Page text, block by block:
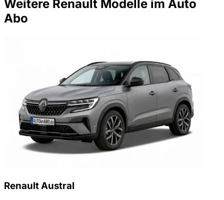
Weitere Renault Modelle im Auto
Abo
Renault Austral